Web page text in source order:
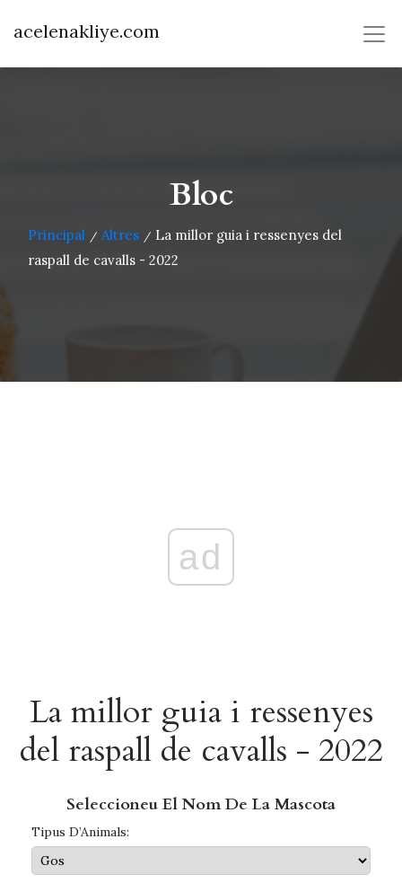
acelenakliye.com
Bloc
Principal / Altres / La millor guia i ressenyes del
raspall de cavalls - 2022
ad
La millor guia i ressenyes
del raspall de cavalls - 2022
Seleccioneu El Nom De La Mascota
Tipus D’Animals: